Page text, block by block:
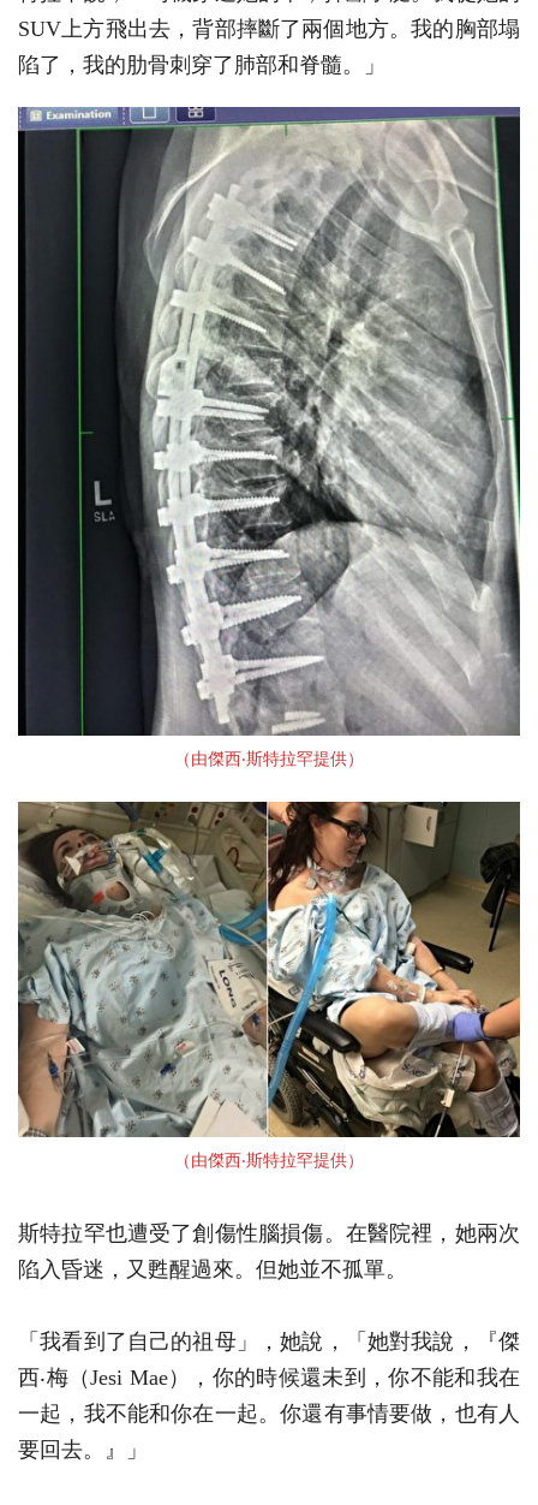
SUV上方飛出去，背部摔斷了兩個地方。我的胸部塌
陷了，我的肋骨刺穿了肺部和脊髓。」
（由傑西‧斯特拉罕提供）
（由傑西‧斯特拉罕提供）
斯特拉罕也遭受了創傷性腦損傷。在醫院裡，她兩次
陷入昏迷，又甦醒過來。但她並不孤單。
「我看到了自己的祖母」，她說，「她對我說，『傑
西‧梅（Jesi Mae），你的時候還未到，你不能和我在
一起，我不能和你在一起。你還有事情要做，也有人
要回去。』」